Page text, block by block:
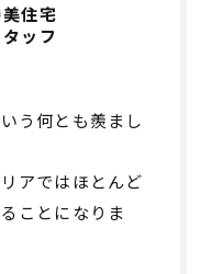
住宅
ッフ
う何とも羨まし
アではほとんど
ことになりま